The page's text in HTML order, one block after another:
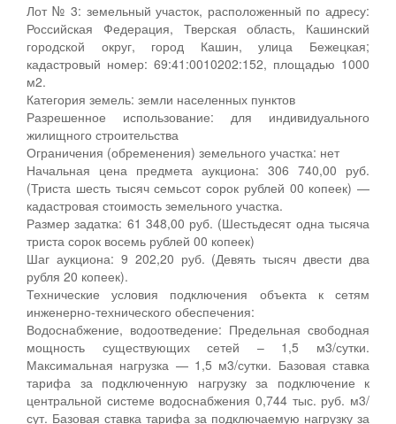
Лот № 3: земельный участок, расположенный по адресу:
Российская Федерация, Тверская область, Кашинский
городской округ, город Кашин, улица Бежецкая;
кадастровый номер: 69:41:0010202:152, площадью 1000
м2.
Категория земель: земли населенных пунктов
Разрешенное использование: для индивидуального
жилищного строительства
Ограничения (обременения) земельного участка: нет
Начальная цена предмета аукциона: 306 740,00 руб.
(Триста шесть тысяч семьсот сорок рублей 00 копеек) —
кадастровая стоимость земельного участка.
Размер задатка: 61 348,00 руб. (Шестьдесят одна тысяча
триста сорок восемь рублей 00 копеек)
Шаг аукциона: 9 202,20 руб. (Девять тысяч двести два
рубля 20 копеек).
Технические условия подключения объекта к сетям
инженерно-технического обеспечения:
Водоснабжение, водоотведение: Предельная свободная
мощность существующих сетей – 1,5 м3/сутки.
Максимальная нагрузка — 1,5 м3/сутки. Базовая ставка
тарифа за подключенную нагрузку за подключение к
центральной системе водоснабжения 0,744 тыс. руб. м3/
сут. Базовая ставка тарифа за подключаемую нагрузку за